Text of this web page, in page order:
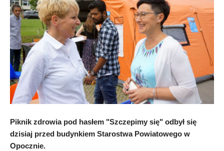
Piknik zdrowia pod hasłem "Szczepimy się" odbył się
dzisiaj przed budynkiem Starostwa Powiatowego w
Opocznie.